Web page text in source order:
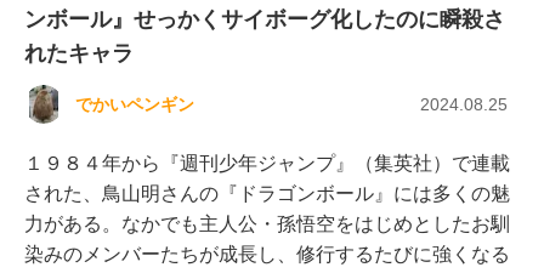
ンボール』せっかくサイボーグ化したのに瞬殺さ
れたキャラ
でかいペンギン 2024.08.25
１９８４年から『週刊少年ジャンプ』（集英社）で連載
された、鳥山明さんの『ドラゴンボール』には多くの魅
力がある。なかでも主人公・孫悟空をはじめとしたお馴
染みのメンバーたちが成長し、修行するたびに強くなる